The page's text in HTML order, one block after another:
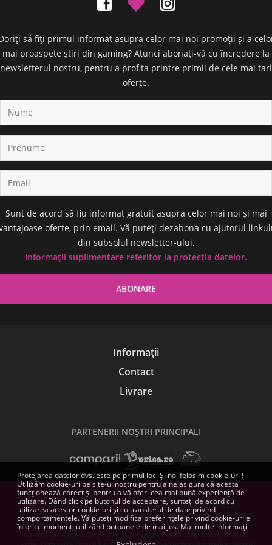
să fiți primul informat asupra celor mai noi promoții și a
mai proaspete știri din gaming? Atunci abonați-vă cu încredere la
newsletterul nostru, pentru a profita printre primii de cele mai tari
oferte.
Sunt de acord să fiu informat gratuit asupra celor mai noi și mai
oferte, prin email. Vă puteți dezabona cu ajutorul
din subsolul newsletter-ului.
Informații suplimentare referitor la protecția datelor.
Informații
Contact
Livrare
PARTENERII NOŞTRI PRINCIPALI
Unele dintre imaginile de pe această pagină sunt doar ilustrații.
Specificațiile tehnice, conținutul pachetelor și cerințele de sistem
indicate pentru produsele software sunt orientative. Dezvoltatorii și
editorii își rezervă dreptul la eventualele modificări, fără notificare,
Protejarea datelor dvs. este pe primul loc! Și noi folosim cookie-uri !
Utilizăm cookie-uri pe site-ul nostru pentru a ne asigura că acesta
funcționează corect și pentru a vă oferi cea mai bună experiență de
utilizare. Dând click pe butonul de acceptare, sunteți de acord cu
utilizarea acestor cookie-uri și cu transferul de date privind
comportamentele. Vă puteți modifica preferințele privind cookie-urile
în orice moment, utilizând butoanele de mai jos. Mai multe informații